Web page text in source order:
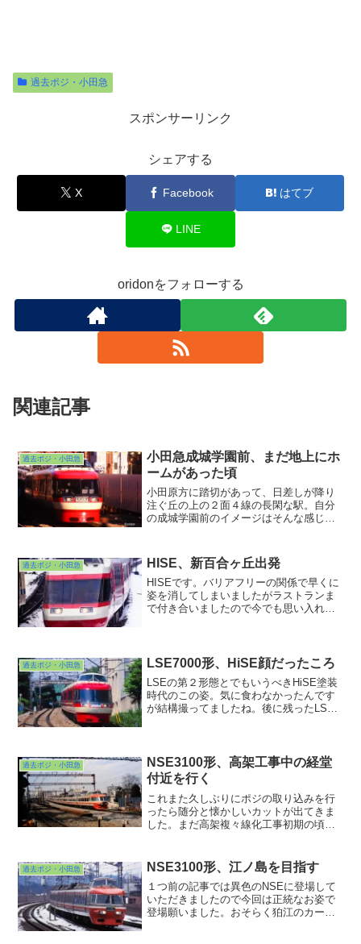
過去ポジ・小田急
スポンサーリンク
シェアする
X Facebook はてブ
LINE
oridonをフォローする
関連記事
過去ポジ・小田急
小田急成城学園前、まだ地上にホ
ームがあった頃
小田原方に踏切があって、日差しが降り
注ぐ丘の上の２面４線の長閑な駅。自分
の成城学園前のイメージはそんな感じで
光景というものは脳味噌に深く刻まれる
ものなんですねぇ。やはり近々で小田急
沿線散歩に出かけて新旧対比をしなけれ
ばなりませんね、これはw
過去ポジ・小田急 HISE、新百合ヶ丘出発
HISEです。バリアフリーの関係で早くに
姿を消してしまいましたがラストランま
で付き合いましたので今でも思い入れの
２月頃の撮影でしょう...
過去ポジ・小田急 LSE7000形、HiSE顔だったころ
LSEの第２形態とでもいうべきHiSE塗装
時代のこの姿。気に食わなかったんです
が結構撮ってましたね。後に残ったLSE
過去ポジ・小田急
NSE3100形、高架工事中の経堂
付近を行く
これまた久しぶりにポジの取り込みを行
ったら随分と懐かしいカットが出てきま
した。まだ高架複々線化工事初期の頃と
辺りがようやく着手か？ぐらいなタイミ
ングでしたからこれ...
過去ポジ・小田急 NSE3100形、江ノ島を目指す
１つ前の記事では異色のNSEに登場して
いただきましたので今回は正統なお姿で
登場願いました。おそらく狛江のカーブ